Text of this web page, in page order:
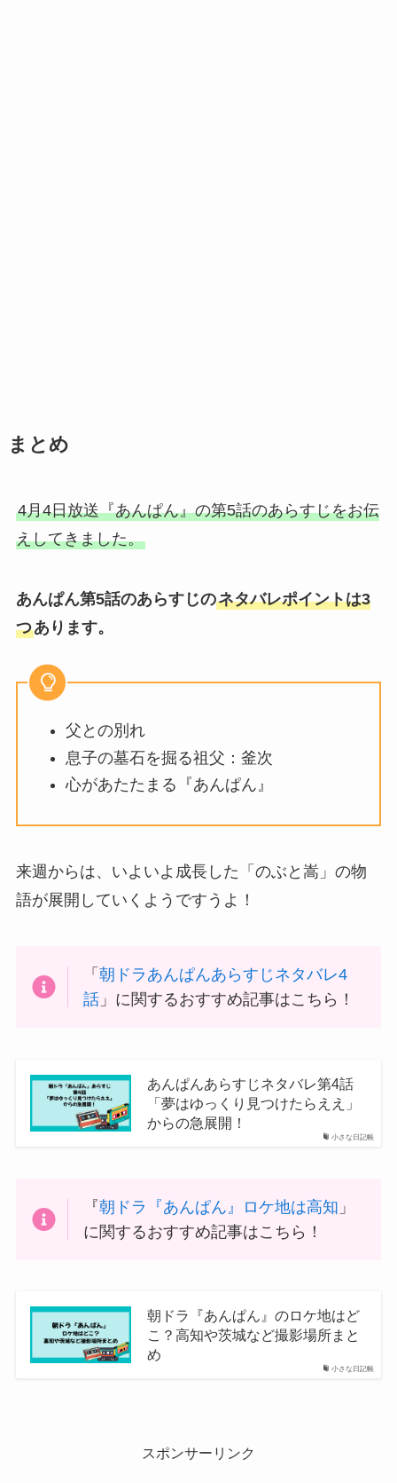
まとめ
4月4日放送『あんぱん』の第5話のあらすじをお伝
えしてきました。
あんぱん第5話のあらすじのネタバレポイントは3
つあります。
父との別れ
息子の墓石を掘る祖父：釜次
心があたたまる『あんぱん』
来週からは、いよいよ成長した「のぶと嵩」の物
語が展開していくようですうよ！
「朝ドラあんぱんあらすじネタバレ4
話 」に関するおすすめ記事はこちら！
小さな日記帳
あんぱんあらすじネタバレ第4話
「夢はゆっくり見つけたらええ」
からの急展開！
『朝ドラ『あんぱん』ロケ地は高知 」
に関するおすすめ記事はこちら！
小さな日記帳
朝ドラ『あんぱん』のロケ地はど
こ？高知や茨城など撮影場所まと
め
スポンサーリンク